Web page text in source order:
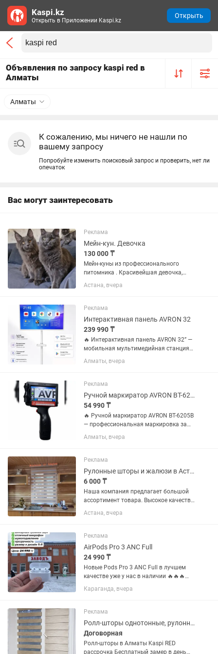
Объявления по запросу kaspi red в
Алматы
Алматы
К сожалению, мы ничего не нашли по
вашему запросу
Попробуйте изменить поисковый запрос и проверить, нет ли
опечаток
Вас могут заинтересовать
Реклама
Мейн-кун. Девочка
130 000 ₸
Мейн-куны из профессионального
питомника . Красивейшая девочка,
обучена всем кошачьим
премудростям,ласковая, игривая и не
голубой дым.
Вакцинирована,обработана...
Астана, вчера
Реклама
Интерактивная панель AVRON 32
239 990 ₸
🔥 Интерактивная панель AVRON 32” —
мобильная мультимедийная станция
для работы, учёбы и развлечений!
Хотите современный экран, который
офису или учебному классу? Эта...
Алматы, вчера
Реклама
Ручной маркиратор AVRON BT-6205B
54 990 ₸
🔥 Ручной маркиратор AVRON BT-6205B
— профессиональная маркировка за
секунды! Устали от наклеек, штампов и
ручной маркировки? AVRON BT-6205B
сроки годности, QR-коды,...
Алматы, вчера
Реклама
Рулонные шторы и жалюзи в Астане.
6 000 ₸
Наша компания предлагает большой
ассортимент товара. Высокое качество
гарантируем. Приемлемые цены.
Вызов дизайнера и установка
Астана, вчера
Реклама
AirPods Pro 3 ANC Full
24 990 ₸
Новые Pods Pro 3 ANC Full в лучшем
качестве уже у нас в наличии 🔥🔥🔥
Даная модель получила апгрейд по
всем фронтам 💣 Это супер удобные
звучанием , отличным микрофоном и...
Караганда, вчера
Реклама
Ролл-шторы однотонные, рулонные шторы мини, в коробе, кассетные
Договорная
Ролл-шторы в Алматы Kaspi RED
рассрочка Бесплатный замер в день
Kaspi.kz
Открыть в Приложении Kaspi.kz
Открыть